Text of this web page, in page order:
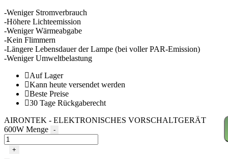
-Weniger Stromverbrauch
-Höhere Lichteemission
-Weniger Wärmeabgabe
-Kein Flimmern
-Längere Lebensdauer der Lampe (bei voller PAR-Emission)
-Weniger Umweltbelastung
Auf Lager
Kann heute versendet werden
Beste Preise
30 Tage Rückgaberecht
AIRONTEK - ELEKTRONISCHES VORSCHALTGERÄT
600W Menge
-
+